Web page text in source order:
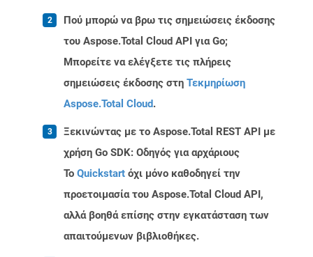
Πού μπορώ να βρω τις σημειώσεις έκδοσης
του Aspose.Total Cloud API για Go;
Μπορείτε να ελέγξετε τις πλήρεις
σημειώσεις έκδοσης στη Τεκμηρίωση
Aspose.Total Cloud.
Ξεκινώντας με το Aspose.Total REST API με
χρήση Go SDK: Οδηγός για αρχάριους
Το Quickstart όχι μόνο καθοδηγεί την
προετοιμασία του Aspose.Total Cloud API,
αλλά βοηθά επίσης στην εγκατάσταση των
απαιτούμενων βιβλιοθήκες.